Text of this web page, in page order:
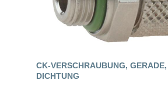
CK-VERSCHRAUBUNG,
DICHTUNG